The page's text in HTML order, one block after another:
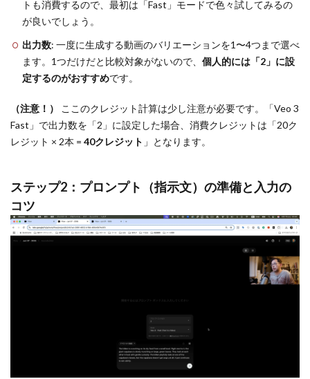
トも消費するので、最初は「Fast」モードで色々試してみるの
が良いでしょう。
出力数: 一度に生成する動画のバリエーションを1〜4つまで選べ
ます。1つだけだと比較対象がないので、 個人的には「2」に設
定するのがおすすめです。
（注意！）
ここのクレジット計算は少し注意が必要です。「Veo 3
Fast」で出力数を「2」に設定した場合、消費クレジットは「20ク
レジット × 2本 = 40クレジット 」となります。
ステップ2：プロンプト（指示文）の準備と入力の
コツ